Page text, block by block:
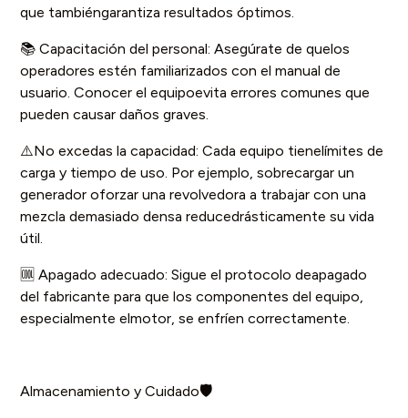
que tambiéngarantiza resultados óptimos.
📚 Capacitación del personal: Asegúrate de quelos
operadores estén familiarizados con el manual de
usuario. Conocer el equipoevita errores comunes que
pueden causar daños graves.
⚠️No excedas la capacidad: Cada equipo tienelímites de
carga y tiempo de uso. Por ejemplo, sobrecargar un
generador oforzar una revolvedora a trabajar con una
mezcla demasiado densa reducedrásticamente su vida
útil.
🆒 Apagado adecuado: Sigue el protocolo deapagado
del fabricante para que los componentes del equipo,
especialmente elmotor, se enfríen correctamente.
Almacenamiento y Cuidado🛡️